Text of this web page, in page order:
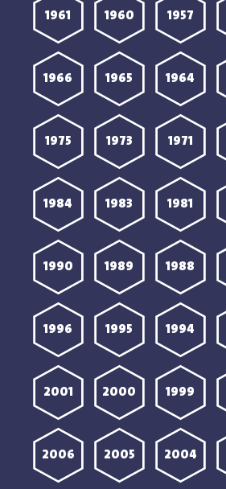
1957
1960
1961
1964
1965
1966
1971
1973
1975
1981
1983
1984
1988
1989
1990
1994
1995
1996
1999
2000
2001
2004
2005
2006